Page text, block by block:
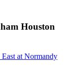
Houston
at Normandy